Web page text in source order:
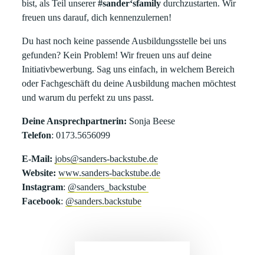
bist, als Teil unserer#sander‘sfamily durchzustarten. Wir
freuen uns darauf, dich kennenzulernen!
Du hast noch keine passende Ausbildungsstelle bei uns
gefunden? Kein Problem! Wir freuen uns auf deine
Initiativbewerbung. Sag uns einfach, in welchem Bereich
oder Fachgeschäft du deine Ausbildung machen möchtest
und warum du perfekt zu uns passt.
Deine Ansprechpartnerin: Sonja Beese
Telefon: 0173.5656099
E-Mail: jobs@sanders-backstube.de
Website: www.sanders-backstube.de
Instagram: @sanders_backstube
Facebook: @sanders.backstube